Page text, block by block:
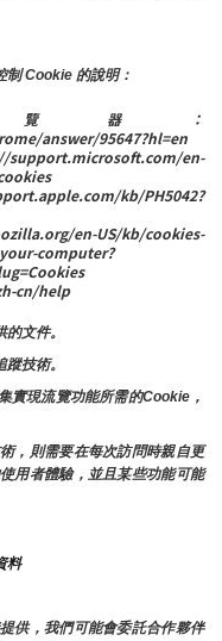
制 Cookie 的說明：
器：
answer/95647?hl=en
en-
kb/PH5042?
en-US/kb/cookies-
computer?
cn/help
文件。
技術。
實現流覽功能所需的Cookie，
，則需要在每次訪問時親自更
用者體驗，並且某些功能可能
料
供，我們可能會委託合作夥伴